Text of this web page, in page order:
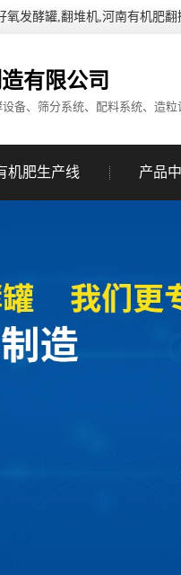
发酵罐,翻堆机,河南有机肥
有限公司
备、筛分系统、配料系统、造粒
机肥生产线 产品